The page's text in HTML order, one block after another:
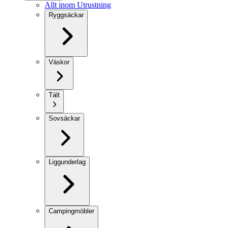
Allt inom Utrustning
Ryggsäckar
Väskor
Tält
Sovsäckar
Liggunderlag
Campingmöbler